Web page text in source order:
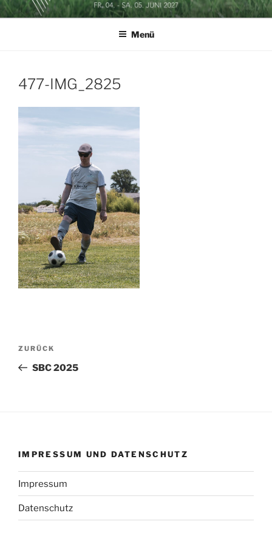
Zum
InhaltSOCCERGOLF BUSINESSCUP
Menü
477-IMG_2825
Beitragsnavigation
Vorheriger
Beitrag
ZURÜCK
SBC 2025
IMPRESSUM UND DATENSCHUTZ
Impressum
Datenschutz